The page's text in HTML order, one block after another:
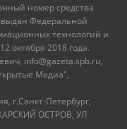
номер средства
Федеральной
технологий и
октября 2018 года.
info@gazeta.spb.ru,
Медиа",
г.Санкт-Петербург,
ОСТРОВ, УЛ